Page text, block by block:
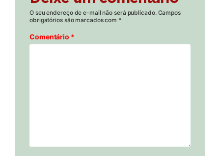
O seu endereço de e-mail não será publicado. Campos
obrigatórios são marcados com *
Comentário *